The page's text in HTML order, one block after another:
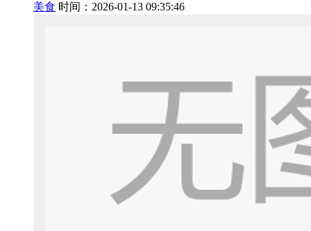
美食 时间：2026-01-13 09:35:46